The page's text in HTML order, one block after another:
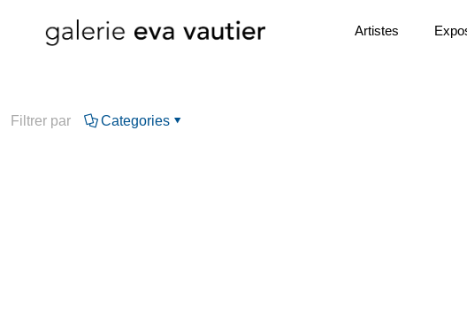
Artistes
Filtrer par Categories